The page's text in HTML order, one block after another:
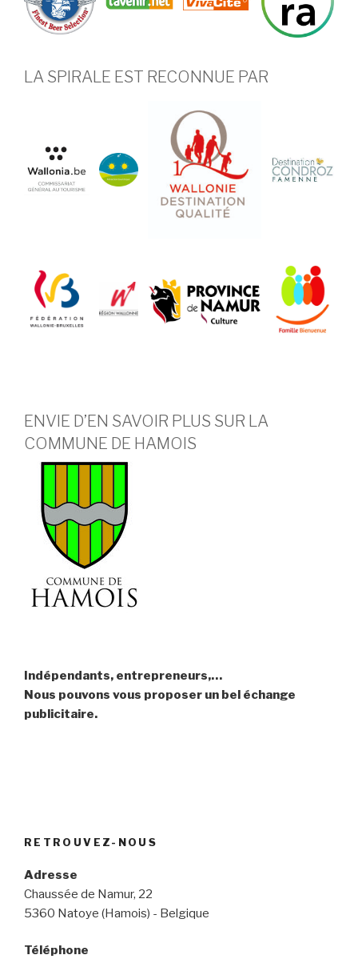
LA SPIRALE EST RECONNUE PAR
ENVIE D’EN SAVOIR PLUS SUR LA
COMMUNE DE HAMOIS
Indépendants, entrepreneurs,…
Nous pouvons vous proposer un bel échange
publicitaire.
RETROUVEZ-NOUS
Adresse
Chaussée de Namur, 22
5360 Natoye (Hamois) - Belgique
Téléphone